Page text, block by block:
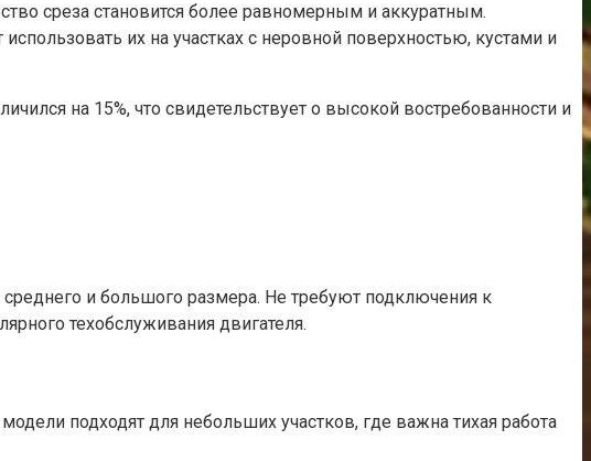
среза становится более равномерным и аккуратным.
их на участках с неровной поверхностью, кустами и
на 15%, что свидетельствует о высокой востребованности и
и большого размера. Не требуют подключения к
техобслуживания двигателя.
подходят для небольших участков, где важна тихая работа